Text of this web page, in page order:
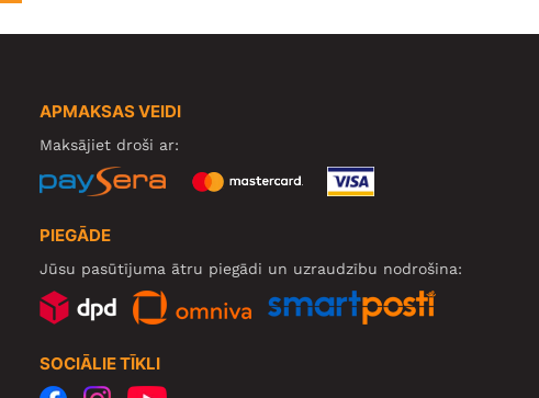
APMAKSAS VEIDI
Maksājiet droši ar:
PIEGĀDE
Jūsu pasūtījuma ātru piegādi un uzraudzību nodrošina:
SOCIĀLIE TĪKLI